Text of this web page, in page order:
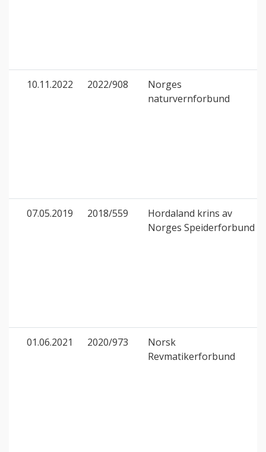
10.11.2022 2022/908
Norges
naturvernforbund
07.05.2019 2018/559
Hordaland krins av
Norges Speiderforbund
01.06.2021 2020/973
Norsk
Revmatikerforbund